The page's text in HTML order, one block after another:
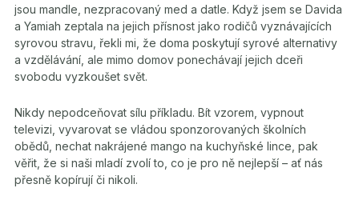
jsou mandle, nezpracovaný med a datle. Když jsem se Davida
a Yamiah zeptala na jejich přísnost jako rodičů vyznávajících
syrovou stravu, řekli mi, že doma poskytují syrové alternativy
a vzdělávání, ale mimo domov ponechávají jejich dceři
svobodu vyzkoušet svět.
Nikdy nepodceňovat sílu příkladu. Bít vzorem, vypnout
televizi, vyvarovat se vládou sponzorovaných školních
obědů, nechat nakrájené mango na kuchyňské lince, pak
věřit, že si naši mladí zvolí to, co je pro ně nejlepší – ať nás
přesně kopírují či nikoli.